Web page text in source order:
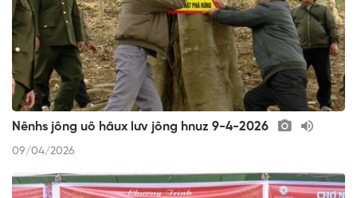
Nênhs jông uô hâux lưv jông hnuz 9-4-2026
09/04/2026